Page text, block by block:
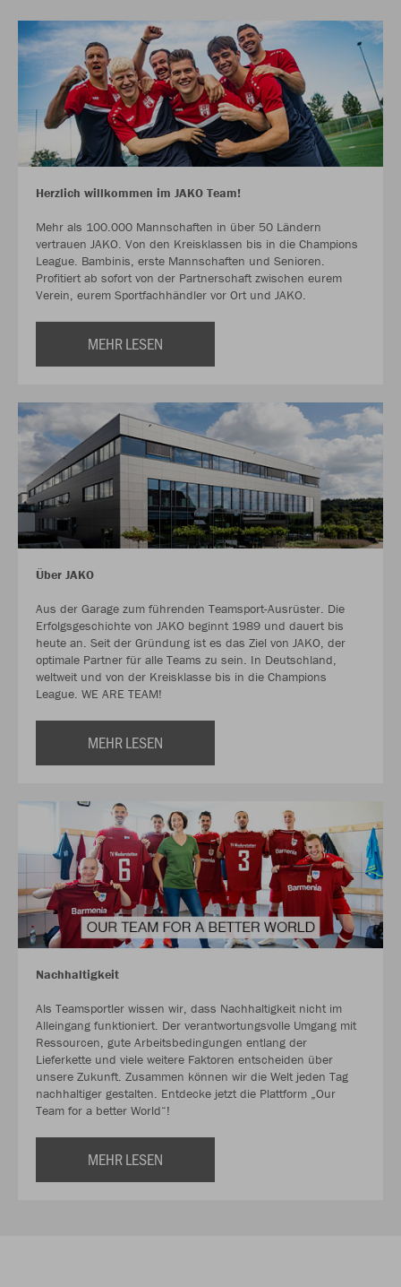
Herzlich willkommen im JAKO Team!
Mehr als 100.000 Mannschaften in über 50 Ländern
vertrauen JAKO. Von den Kreisklassen bis in die Champions
League. Bambinis, erste Mannschaften und Senioren.
Profitiert ab sofort von der Partnerschaft zwischen eurem
Verein, eurem Sportfachhändler vor Ort und JAKO.
MEHR LESEN
Über JAKO
Aus der Garage zum führenden Teamsport-Ausrüster. Die
Erfolgsgeschichte von JAKO beginnt 1989 und dauert bis
heute an. Seit der Gründung ist es das Ziel von JAKO, der
optimale Partner für alle Teams zu sein. In Deutschland,
weltweit und von der Kreisklasse bis in die Champions
League. WE ARE TEAM!
MEHR LESEN
Nachhaltigkeit
Als Teamsportler wissen wir, dass Nachhaltigkeit nicht im
Alleingang funktioniert. Der verantwortungsvolle Umgang mit
Ressourcen, gute Arbeitsbedingungen entlang der
Lieferkette und viele weitere Faktoren entscheiden über
unsere Zukunft. Zusammen können wir die Welt jeden Tag
nachhaltiger gestalten. Entdecke jetzt die Plattform „Our
Team for a better World“!
MEHR LESEN